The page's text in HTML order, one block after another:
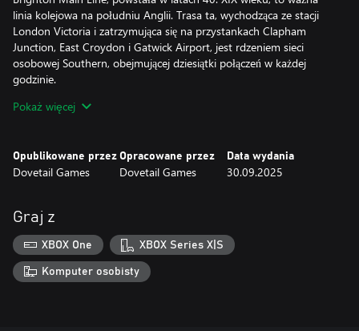
linia kolejowa na południu Anglii. Trasa ta, wychodząca ze stacji
London Victoria i zatrzymująca się na przystankach Clapham
Junction, East Croydon i Gatwick Airport, jest rdzeniem sieci
osobowej Southern, obejmującej dziesiątki połączeń w każdej
godzinie.
Transportuj pasażerów z przedmieść południowego Londynu i
morze i międzynarodowych podróżnych, a wszystko to w
nowoczesnych składach Southern BR Class 377/4 i Gatwick
Pokaż więcej
Opublikowane przez
Dovetail Games
Opracowane przez
Dovetail Games
Data wydania
30.09.2025
Graj z
XBOX One XBOX Series X|S
Komputer osobisty